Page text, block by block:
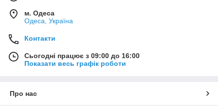
м. Одеса
Одеса, Україна
Контакти
Сьогодні працює з 09:00 до 16:00
Показати весь графік роботи
Про нас